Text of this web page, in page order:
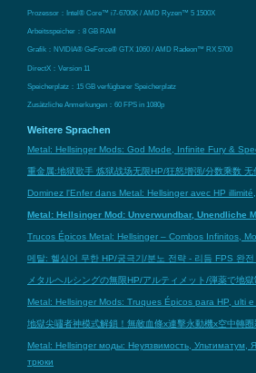
Prozessor：Intel® Core™ i7-6700K / AMD Ryzen™ 5 1500X
Arbeitsspeicher：8 GB RAM
Grafik：NVIDIA® GeForce® GTX 1060 / AMD Radeon™ RX 5700
DirectX：Version 11
Speicherplatz：15 GB verfügbarer Speicherplatz
Zusätzliche Anmerkungen：60 FPS in 1080p
Weitere Sprachen
Metal: Hellsinger Mods: God Mode, Infinite Fury &
重金属:地狱歌手 炼狱战场无限HP/狂怒增强/分数乘数 无
Dominez l'Enfer dans Metal: Hellsinger avec HP
Metal: Hellsinger Mod: Unverwundbar, Unendliche
Trucos Épicos Metal: Hellsinger – Combos Infinitos,
메탈: 헬싱어 무한 HP/궁극기/분노 전략 - 리듬 FPS 완전
メタルヘルシングの無限HP/アルティメット/弾薬で地
Metal: Hellsinger Mods: Truques Épicos para HP, ulti
地獄尖嘯者神模式解鎖！無敵血條x連擊永動機x空中轉
Metal: Hellsinger моды: Неуязвимость, Ультиматум,
трюки